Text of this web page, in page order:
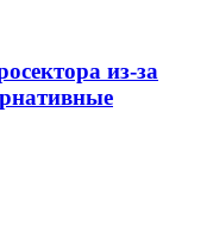
из-за